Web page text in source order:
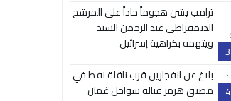
3
ترامب يشن هجوماً حاداً على المرشح
الديمقراطي عبد الرحمن السيد
ويتهمه بكراهية إسرائيل
4
بلاغ عن انفجارين قرب ناقلة نفط في
مضيق هرمز قبالة سواحل عُمان